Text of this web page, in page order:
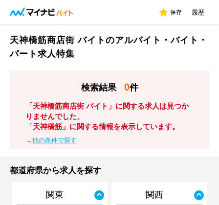
保存 履歴
天神橋筋商店街 バイトのアルバイト・バイト・
パート求人特集
検索結果 0件
「天神橋筋商店街 バイト」に関する求人は見つか
りませんでした。
「天神橋筋」に関する情報を表示しています。
→他の条件で探す
都道府県から求人を探す
関東 関西